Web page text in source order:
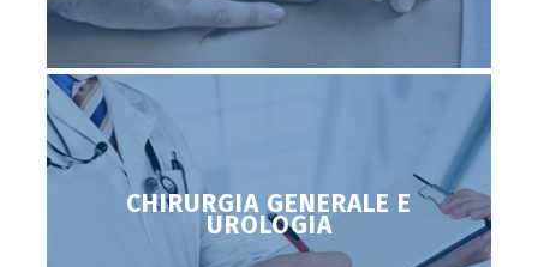
CHIRURGIA GENERALE E
UROLOGIA